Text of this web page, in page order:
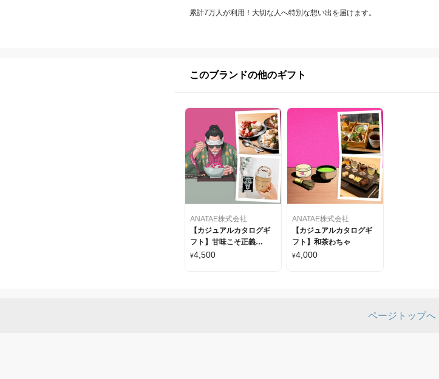
累計7万人が利用！大切な人へ特別な想い出を届けます。
このブランドの他のギフト
ANATAE株式会社
【カジュアルカタログギ
フト】甘味こそ正義
『THE・糖・1』
¥4,500
ANATAE株式会社
【カジュアルカタログギ
フト】和茶わちゃ
¥4,000
ページトップ